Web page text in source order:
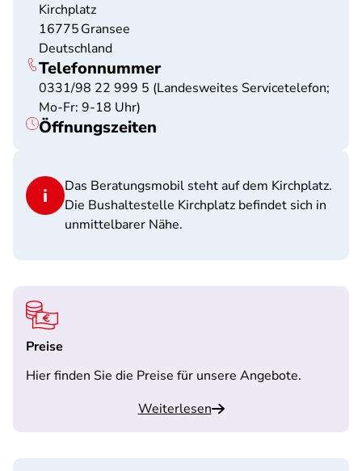
Kirchplatz
16775Gransee
Deutschland
Telefonnummer
0331/98 22 999 5 (Landesweites Servicetelefon;
Mo-Fr: 9-18 Uhr)
Öffnungszeiten
Das Beratungsmobil steht auf dem Kirchplatz.
Die Bushaltestelle Kirchplatz befindet sich in
unmittelbarer Nähe.
Preise
Hier finden Sie die Preise für unsere Angebote.
Weiterlesen